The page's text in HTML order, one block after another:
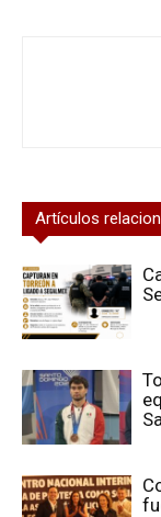
Artículos